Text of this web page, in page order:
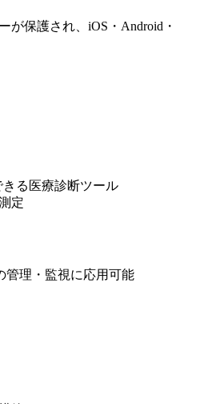
保護され、iOS・Android・
る医療診断ツール
定
管理・監視に応用可能